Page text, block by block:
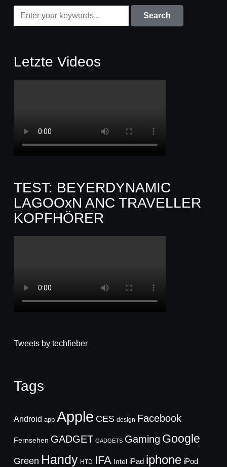
Letzte Videos
TEST: BEYERDYNAMIC
LAGOOxN ANC TRAVELLER
KOPFHÖRER
Tweets by techfieber
Tags
Android app Apple CES design Facebook
Fernsehen GADGET GADGETS Gaming Google
Green Handy HTD IFA Intel iPad iphone iPod